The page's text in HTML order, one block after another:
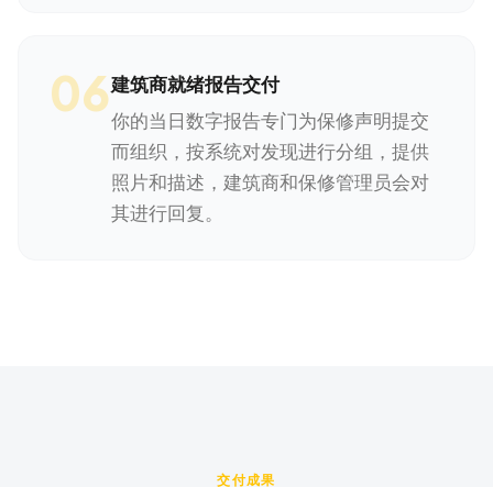
06建筑商就绪报告交付
你的当日数字报告专门为保修声明提交
而组织，按系统对发现进行分组，提供
照片和描述，建筑商和保修管理员会对
其进行回复。
交付成果